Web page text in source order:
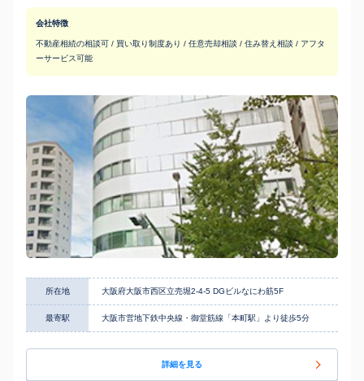
会社特徴
不動産相続の相談可 / 買い取り制度あり / 任意売却相談 / 住み替え相談 / アフタ
ーサービス可能
所在地 大阪府大阪市西区立売堀2-4-5 DGビルなにわ筋5F
最寄駅 大阪市営地下鉄中央線・御堂筋線「本町駅」より徒歩5分
詳細を見る